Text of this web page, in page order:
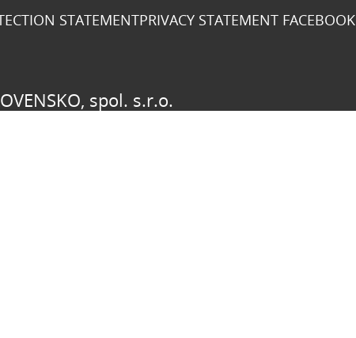
STATEMENTPRIVACY STATEMENT FACEBOOK
spol. s.r.o.